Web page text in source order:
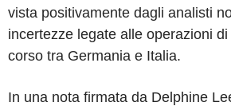
vista positivamente dagli analisti
incertezze legate alle operazioni
corso tra Germania e Italia.
In una nota firmata da Delphine